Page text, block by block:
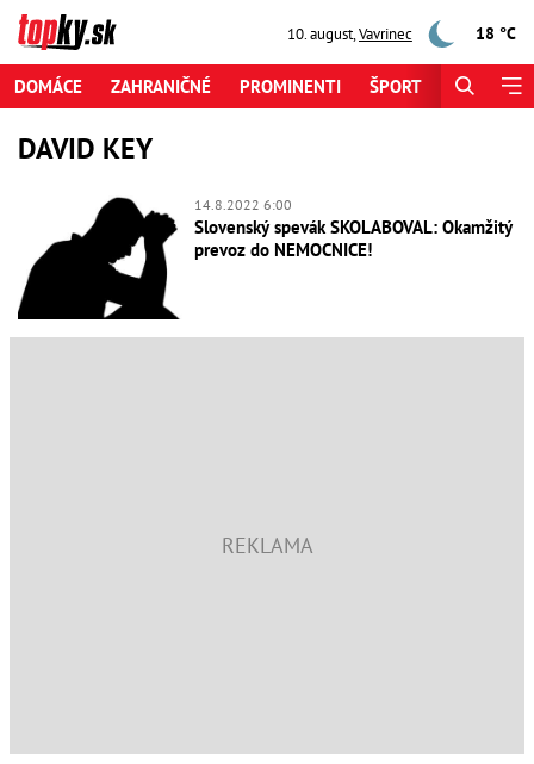
10. august,Vavrinec 18 °C
DOMÁCE ZAHRANIČNÉ PROMINENTI ŠPORT
DAVID KEY
14.8.2022 6:00
Slovenský spevák SKOLABOVAL: Okamžitý
prevoz do NEMOCNICE!